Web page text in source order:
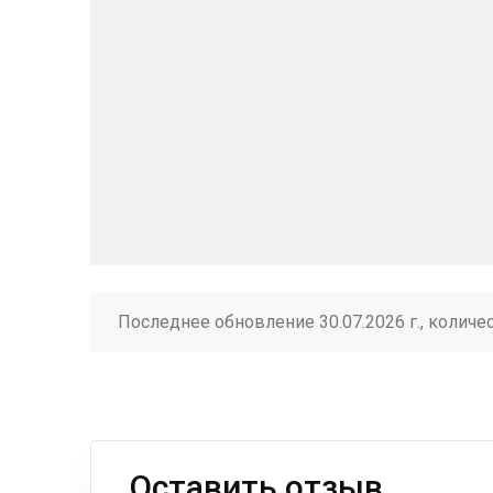
Последнее обновление 30.07.2026 г.,